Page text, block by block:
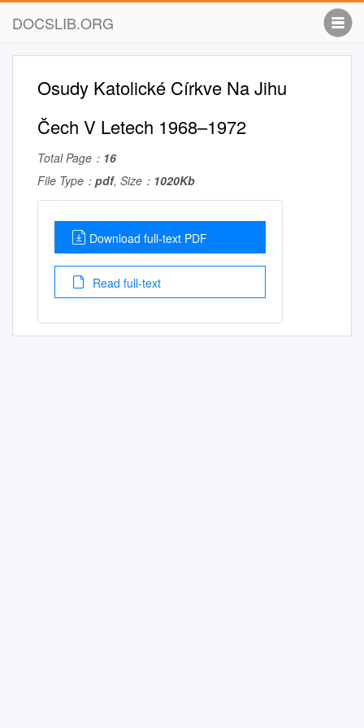
DOCSLIB.ORG
Osudy Katolické Církve Na Jihu
Čech V Letech 1968–1972
Total Page： 16
File Type： pdf, Size： 1020Kb
Download full-text PDF
Read full-text